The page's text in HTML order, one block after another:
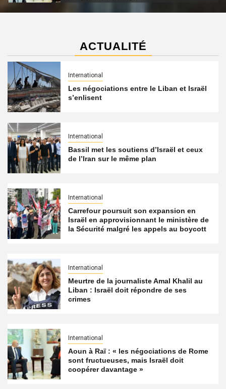
ACTUALITÉ
International
Les négociations entre le Liban et Israël
s’enlisent
International
Bassil met les soutiens d’Israël et ceux
de l’Iran sur le même plan
International
Carrefour poursuit son expansion en
Israël en approvisionnant le ministère de
la Sécurité malgré les appels au boycott
International
Meurtre de la journaliste Amal Khalil au
Liban : Israël doit répondre de ses
crimes
International
Aoun à Raï : « les négociations de Rome
sont fructueuses, mais Israël doit
coopérer davantage »